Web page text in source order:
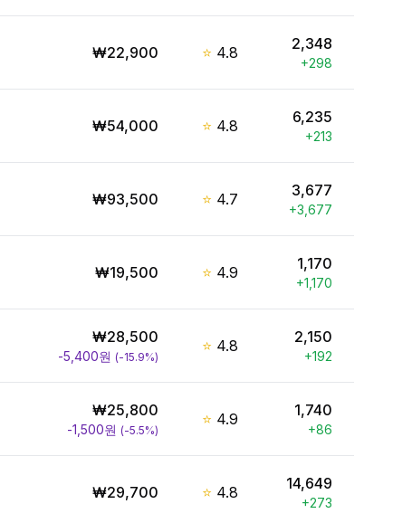
₩22,900 ⭐ 4.8 2,348
+298
₩54,000 ⭐ 4.8 6,235
+213
₩93,500 ⭐ 4.7 3,677
+3,677
₩19,500 ⭐ 4.9 1,170
+1,170
₩28,500
-5,400원 (-15.9%)
⭐ 4.8 2,150
+192
₩25,800
-1,500원 (-5.5%)
⭐ 4.9 1,740
+86
₩29,700 ⭐ 4.8 14,649
+273